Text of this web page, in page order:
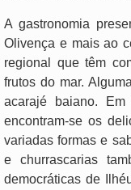
A gastronomia
Olivença e mais ao
regional que têm
frutos do mar.
acarajé baiano. Em
encontram-se os
variadas formas e
e churrascarias
democráticas de